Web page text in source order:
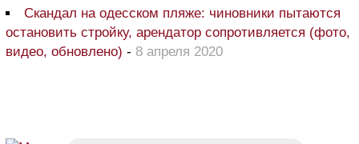
Скандал на одесском пляже: чиновники пытаются
остановить стройку, арендатор сопротивляется (фото,
видео, обновлено) - 8 апреля 2020